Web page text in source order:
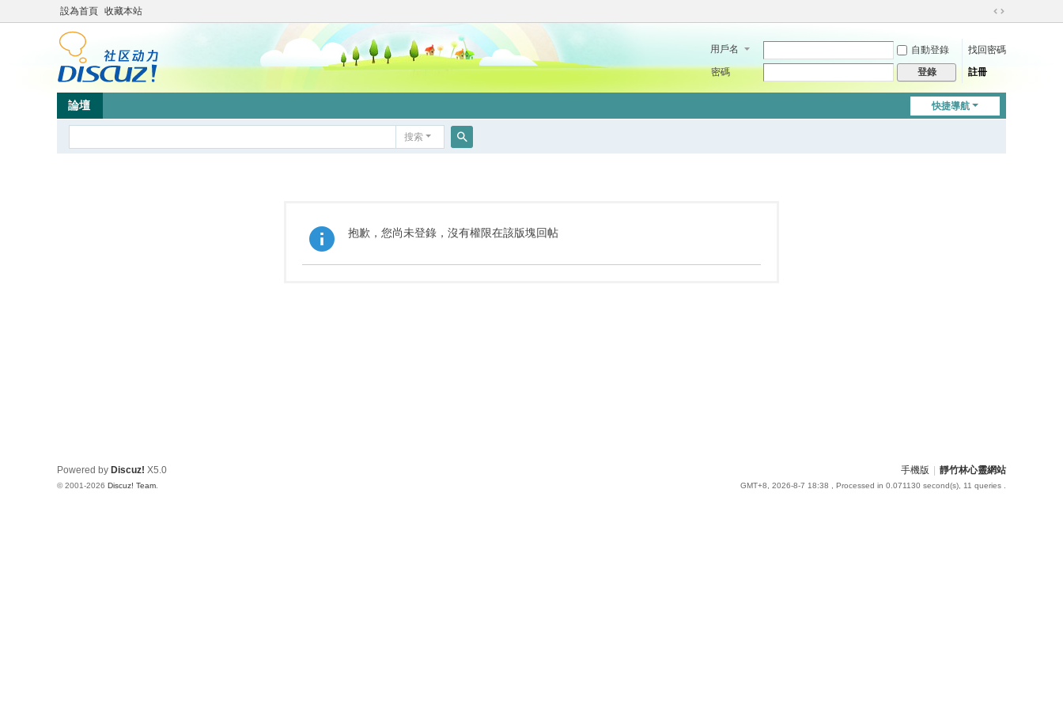
設為首頁 收藏本站
切
到
用戶名 自動登錄
找回密碼
密碼
登錄 註冊
快捷導航
論壇
搜索
抱歉，您尚未登錄，沒有權限在該版塊回帖
手機版 靜竹林心靈網站
GMT+8, 2026-8-7 18:38 , Processed in 0.071130 second(s), 11 queries .
Powered by Discuz! X5.0
© 2001-2026 Discuz! Team